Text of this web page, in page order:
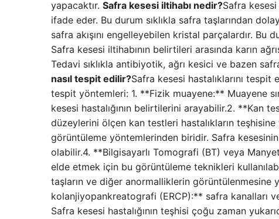
yapacaktır. Safra kesesi iltihabı nedir?Safra
ifade eder. Bu durum sıklıkla safra taşlarından
safra akışını engelleyebilen kristal parçalardır.
Safra kesesi iltihabının belirtileri arasında karın
Tedavi sıklıkla antibiyotik, ağrı kesici ve bazen
nasıl tespit edilir?Safra kesesi hastalıklarını
tespit yöntemleri: 1. **Fizik muayene:** Muayene
kesesi hastalığının belirtilerini arayabilir.2. **Kan
düzeylerini ölçen kan testleri hastalıkların
görüntüleme yöntemlerinden biridir. Safra kesesinin
olabilir.4. **Bilgisayarlı Tomografi (BT) veya
elde etmek için bu görüntüleme teknikleri
taşların ve diğer anormalliklerin görüntülenmesine
kolanjiyopankreatografi (ERCP):** safra kanalları
Safra kesesi hastalığının teşhisi çoğu zaman